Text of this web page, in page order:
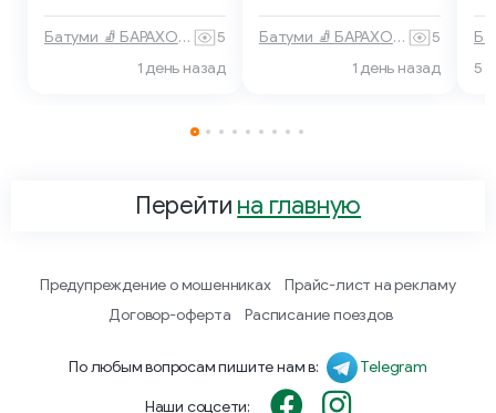
Батуми 🧦 БАРАХОЛКА
5
1 день назад
Батуми 🧦 БАРАХОЛКА
5
1 день назад
5
Перейти на главную
Предупреждение о мошенниках
Прайс-лист на рекламу
Договор-оферта
Расписание поездов
По любым вопросам пишите нам в: Telegram
Наши соцсети: